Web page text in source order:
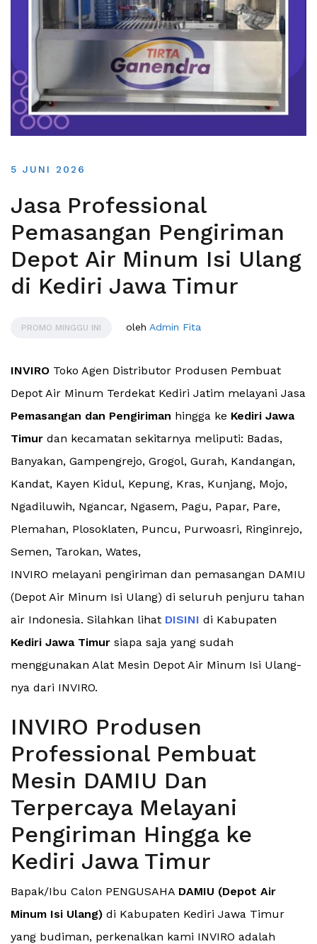
5 JUNI 2026
Jasa Professional
Pemasangan Pengiriman
Depot Air Minum Isi Ulang
di Kediri Jawa Timur
PROMO MINGGU INI oleh Admin Fita
INVIRO Toko Agen Distributor Produsen Pembuat
Depot Air Minum Terdekat Kediri Jatim melayani Jasa
Pemasangan dan Pengiriman hingga ke Kediri Jawa
Timur dan kecamatan sekitarnya meliputi: Badas,
Banyakan, Gampengrejo, Grogol, Gurah, Kandangan,
Kandat, Kayen Kidul, Kepung, Kras, Kunjang, Mojo,
Ngadiluwih, Ngancar, Ngasem, Pagu, Papar, Pare,
Plemahan, Plosoklaten, Puncu, Purwoasri, Ringinrejo,
Semen, Tarokan, Wates,
INVIRO melayani pengiriman dan pemasangan DAMIU
(Depot Air Minum Isi Ulang) di seluruh penjuru tahan
air Indonesia. Silahkan lihat DISINI di Kabupaten
Kediri Jawa Timur siapa saja yang sudah
menggunakan Alat Mesin Depot Air Minum Isi Ulang-
nya dari INVIRO.
INVIRO Produsen
Professional Pembuat
Mesin DAMIU Dan
Terpercaya Melayani
Pengiriman Hingga ke
Kediri Jawa Timur
Bapak/Ibu Calon PENGUSAHA DAMIU (Depot Air
Minum Isi Ulang) di Kabupaten Kediri Jawa Timur
yang budiman, perkenalkan kami INVIRO adalah